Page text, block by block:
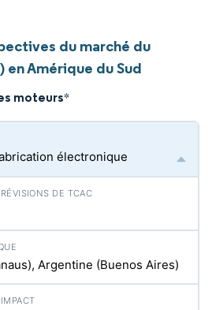
du marché du
Amérique du Sud
moteurs*
électronique
Argentine (Buenos Aires)